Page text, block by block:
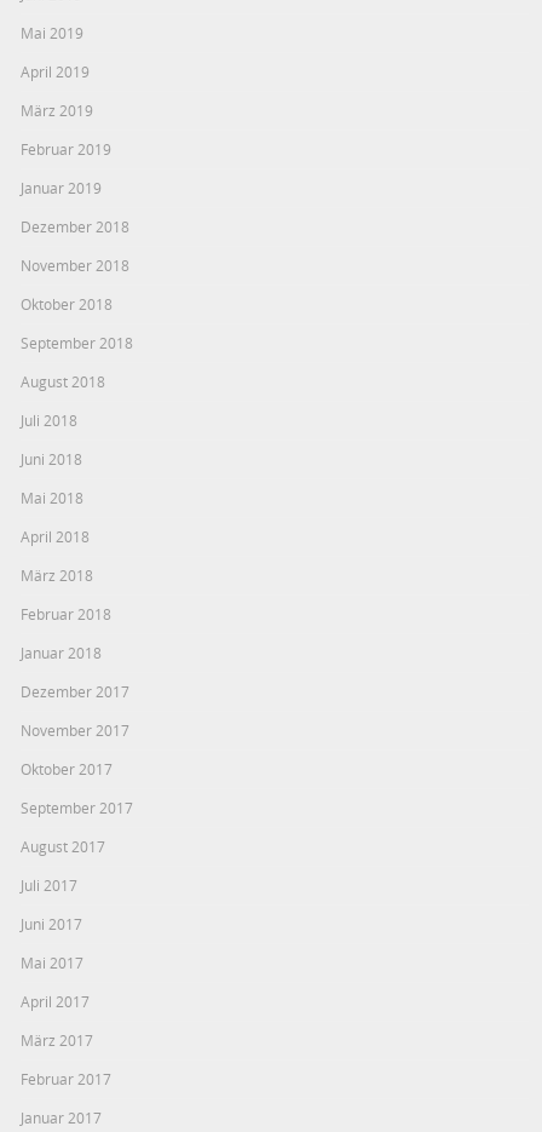
Mai 2019
April 2019
März 2019
Februar 2019
Januar 2019
Dezember 2018
November 2018
Oktober 2018
September 2018
August 2018
Juli 2018
Juni 2018
Mai 2018
April 2018
März 2018
Februar 2018
Januar 2018
Dezember 2017
November 2017
Oktober 2017
September 2017
August 2017
Juli 2017
Juni 2017
Mai 2017
April 2017
März 2017
Februar 2017
Januar 2017